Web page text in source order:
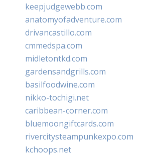
keepjudgewebb.com
anatomyofadventure.com
drivancastillo.com
cmmedspa.com
midletontkd.com
gardensandgrills.com
basilfoodwine.com
nikko-tochigi.net
caribbean-corner.com
bluemoongiftcards.com
rivercitysteampunkexpo.com
kchoops.net